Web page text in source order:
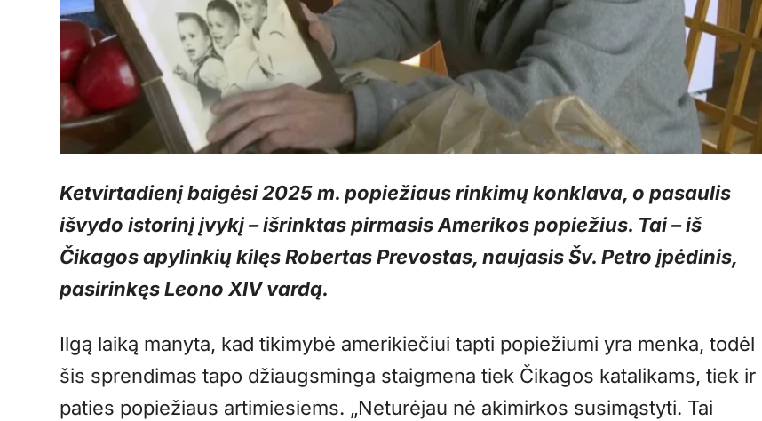
Ketvirtadienį baigėsi 2025 m. popiežiaus rinkimų konklava, o pasaulis
išvydo istorinį įvykį – išrinktas pirmasis Amerikos popiežius. Tai – iš
Čikagos apylinkių kilęs Robertas Prevostas, naujasis Šv. Petro įpėdinis,
pasirinkęs Leono XIV vardą.
Ilgą laiką manyta, kad tikimybė amerikiečiui tapti popiežiumi yra menka, todėl
šis sprendimas tapo džiaugsminga staigmena tiek Čikagos katalikams, tiek ir
paties popiežiaus artimiesiems. „Neturėjau nė akimirkos susimąstyti. Tai